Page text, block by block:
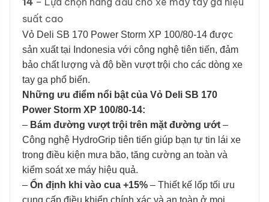
suất cao
Vỏ Deli SB 170 Power Storm XP 100/80-14 được
sản xuất tại Indonesia với công nghệ tiên tiến, đảm
bảo chất lượng và độ bền vượt trội cho các dòng xe
tay ga phổ biến.
Những ưu điểm nổi bật của Vỏ Deli SB 170
Power Storm XP 100/80-14:
– Bám đường vượt trội trên mặt đường ướt –
Công nghệ HydroGrip tiên tiến giúp bạn tự tin lái xe
trong điều kiện mưa bão, tăng cường an toàn và
kiểm soát xe máy hiệu quả.
– Ổn định khi vào cua +15% – Thiết kế lốp tối ưu
cung cấp điều khiển chính xác và an toàn ở mọi